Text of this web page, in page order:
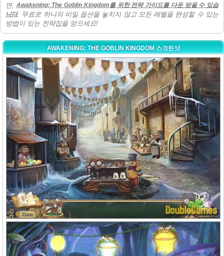
면, Awakening: The Goblin Kingdom를 위한 전략 가이드를 다운 받을 수 있습
니다. 무료로 하나의 비밀 옵션을 놓치지 않고 모든 레벨을 완성할 수 있는
방법이 있는 전략집을 얻으세요!
AWAKENING: THE GOBLIN KINGDOM 스크린샷